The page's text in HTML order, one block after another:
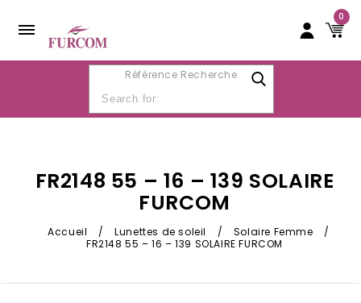
0
Référence Recherche
FR2148 55 – 16 – 139 SOLAIRE
FURCOM
Accueil / Lunettes de soleil / Solaire Femme
/
FR2148 55 – 16 – 139 SOLAIRE FURCOM